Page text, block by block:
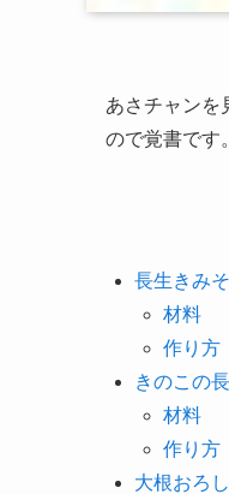
あさチャンを
ので覚書です。
長生きみ
材料
作り方
きのこの
材料
作り方
大根おろ